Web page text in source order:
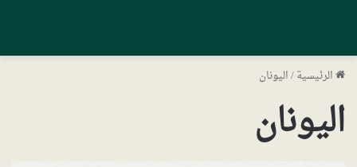
الرئيسية/اليونان
اليونان